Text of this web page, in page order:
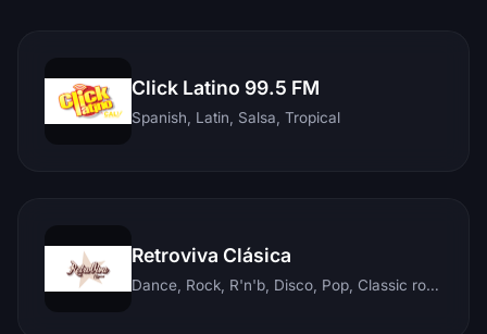
Click Latino 99.5 FM
Spanish, Latin, Salsa, Tropical
Retroviva Clásica
Dance, Rock, R'n'b, Disco, Pop, Classic rock, Techno, Reggae